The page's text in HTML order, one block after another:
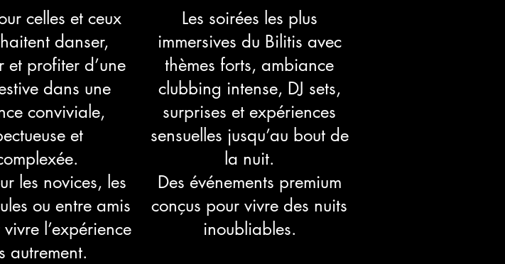
celles et ceux
danser,
et profiter d’une
dans une
conviviale,
et
les novices, les
ou entre amis
l’expérience
autrement.
Les soirées les plus
immersives du Bilitis avec
thèmes forts, ambiance
clubbing intense, DJ sets,
surprises et expériences
sensuelles jusqu’au bout de
la nuit.
Des événements premium
conçus pour vivre des nuits
inoubliables.